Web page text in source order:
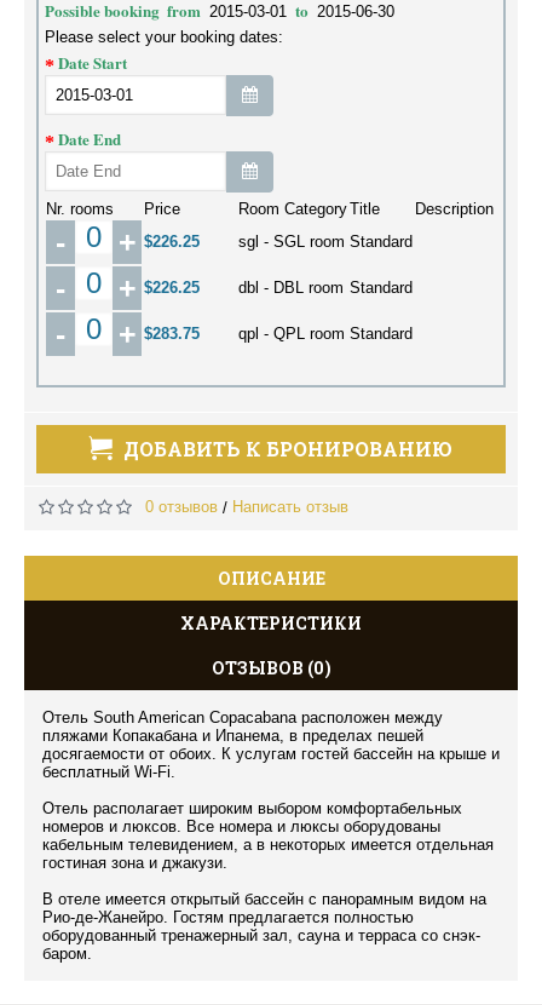
Possible booking from 2015-03-01 to 2015-06-30
Please select your booking dates:
Date Start
Date End
Nr. rooms Price Room CategoryTitle Description
- + $226.25 sgl - SGL room Standard
- + $226.25 dbl - DBL room Standard
- + $283.75 qpl - QPL room Standard
ДОБАВИТЬ К БРОНИРОВАНИЮ
0 отзывов / Написать отзыв
ОПИСАНИЕ
ХАРАКТЕРИСТИКИ
ОТЗЫВОВ (0)
Отель South American Copacabana расположен между
пляжами Копакабана и Ипанема, в пределах пешей
досягаемости от обоих. К услугам гостей бассейн на крыше и
бесплатный Wi-Fi.
Отель располагает широким выбором комфортабельных
номеров и люксов. Все номера и люксы оборудованы
кабельным телевидением, а в некоторых имеется отдельная
гостиная зона и джакузи.
В отеле имеется открытый бассейн с панорамным видом на
Рио-де-Жанейро. Гостям предлагается полностью
оборудованный тренажерный зал, сауна и терраса со снэк-
баром.